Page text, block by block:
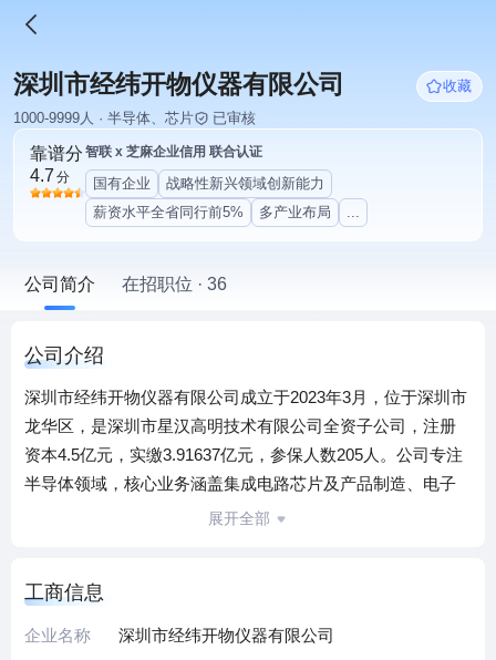
深圳市经纬开物仪器有限公司
收藏
1000-9999人 · 半导体、芯片
已审核
靠谱分
4.7 分
智联 x 芝麻企业信用 联合认证
国有企业
战略性新兴领域创新能力
薪资水平全省同行前5%
多产业布局 ...
公司简介 在招职位 · 36
公司介绍
深圳市经纬开物仪器有限公司成立于2023年3月，位于深圳市
龙华区，是深圳市星汉高明技术有限公司全资子公司，注册
资本4.5亿元，实缴3.91637亿元，参保人数205人。公司专注
半导体领域，核心业务涵盖集成电路芯片及产品制造、电子
专用设备制造与销售、通用设备制造（不含特种设备），同
设备制造环节形成技术积累；生产园区规划总建筑面积约70
万㎡，具备半导体芯片及相关设备的规模化生产能力。通过
展开全部
工商信息
企业名称 深圳市经纬开物仪器有限公司